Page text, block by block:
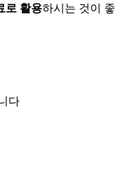
로 활용하시는 것이 좋
다